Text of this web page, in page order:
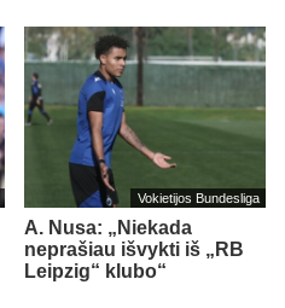
Vokietijos Bundesliga
A. Nusa: „Niekada
neprašiau išvykti iš „RB
Leipzig“ klubo“